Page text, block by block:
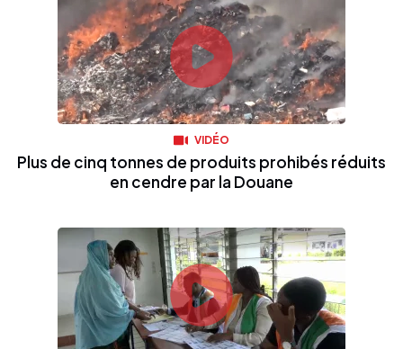
VIDÉO
Plus de cinq tonnes de produits prohibés réduits
en cendre par la Douane